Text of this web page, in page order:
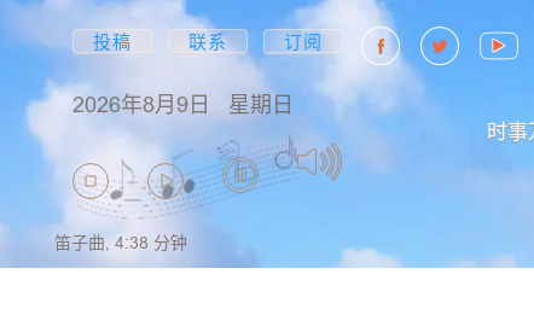
投稿 联系 订阅
2026年8月9日 星期日
时事
笛子曲, 4:38 分钟